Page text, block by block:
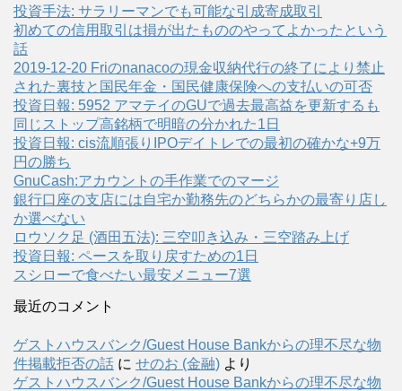
投資手法: サラリーマンでも可能な引成寄成取引
初めての信用取引は損が出たもののやってよかったという
話
2019-12-20 Friのnanacoの現金収納代行の終了により禁止
された裏技と国民年金・国民健康保険への支払いの可否
投資日報: 5952 アマテイのGUで過去最高益を更新するも
同じストップ高銘柄で明暗の分かれた1日
投資日報: cis流順張りIPOデイトレでの最初の確かな+9万
円の勝ち
GnuCash:アカウントの手作業でのマージ
銀行口座の支店には自宅か勤務先のどちらかの最寄り店し
か選べない
ロウソク足 (酒田五法): 三空叩き込み・三空踏み上げ
投資日報: ペースを取り戻すための1日
スシローで食べたい最安メニュー7選
最近のコメント
ゲストハウスバンク/Guest House Bankからの理不尽な物
件掲載拒否の話 に せのお (金融) より
ゲストハウスバンク/Guest House Bankからの理不尽な物